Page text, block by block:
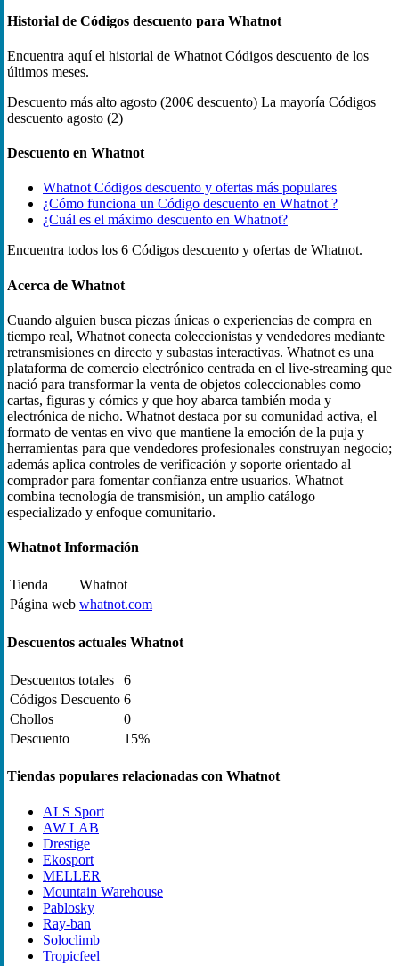
Historial de Códigos descuento para Whatnot
Encuentra aquí el historial de Whatnot Códigos descuento de los
últimos meses.
Descuento más alto agosto (200€ descuento) La mayoría Códigos
descuento agosto (2)
Descuento en Whatnot
Whatnot Códigos descuento y ofertas más populares
¿Cómo funciona un Código descuento en Whatnot ?
¿Cuál es el máximo descuento en Whatnot?
Encuentra todos los 6 Códigos descuento y ofertas de Whatnot.
Acerca de Whatnot
Cuando alguien busca piezas únicas o experiencias de compra en
tiempo real, Whatnot conecta coleccionistas y vendedores mediante
retransmisiones en directo y subastas interactivas. Whatnot es una
plataforma de comercio electrónico centrada en el live‑streaming que
nació para transformar la venta de objetos coleccionables como
cartas, figuras y cómics y que hoy abarca también moda y
electrónica de nicho. Whatnot destaca por su comunidad activa, el
formato de ventas en vivo que mantiene la emoción de la puja y
herramientas para que vendedores profesionales construyan negocio;
además aplica controles de verificación y soporte orientado al
comprador para fomentar confianza entre usuarios. Whatnot
combina tecnología de transmisión, un amplio catálogo
especializado y enfoque comunitario.
Whatnot Información
Tienda
Whatnot
Página web whatnot.com
Descuentos actuales Whatnot
Descuentos totales
6
Códigos Descuento 6
Chollos
0
Descuento
15%
Tiendas populares relacionadas con Whatnot
ALS Sport
AW LAB
Drestige
Ekosport
MELLER
Mountain Warehouse
Pablosky
Ray-ban
Soloclimb
Tropicfeel